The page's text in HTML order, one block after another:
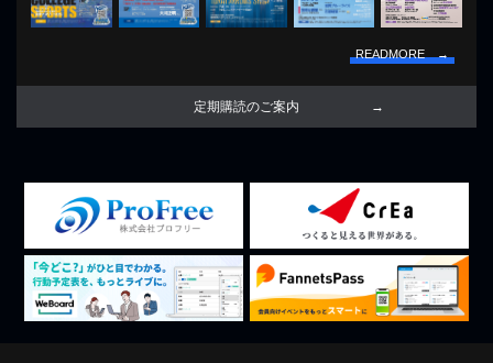
READMORE →
定期購読のご案内